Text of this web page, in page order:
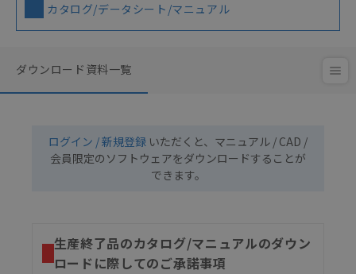
カタログ/データシート/マニュアル
ダウンロード資料一覧
ログイン / 新規登録 いただくと、マニュアル / CAD /
会員限定のソフトウェアをダウンロードすることが
できます。
生産終了品のカタログ/マニュアルのダウン
ロードに際してのご承諾事項